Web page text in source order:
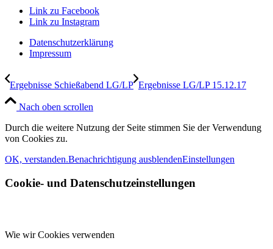
Link zu Facebook
Link zu Instagram
Datenschutzerklärung
Impressum
Ergebnisse Schießabend LG/LP Ergebnisse LG/LP 15.12.17
Nach oben scrollen
Durch die weitere Nutzung der Seite stimmen Sie der Verwendung
von Cookies zu.
OK, verstanden.Benachrichtigung ausblendenEinstellungen
Cookie- und Datenschutzeinstellungen
Wie wir Cookies verwenden